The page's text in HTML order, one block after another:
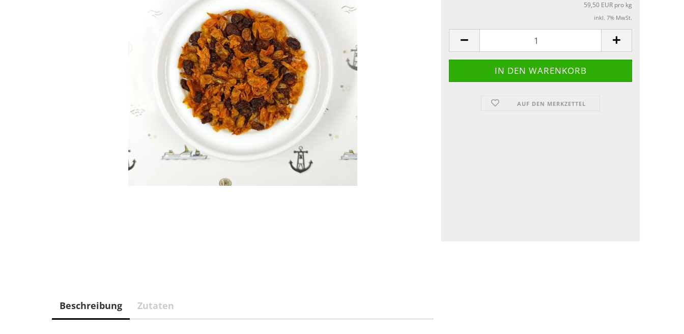
59,50 EUR pro kg
inkl. 7% MwSt.
AUF DEN MERKZETTEL
Beschreibung Zutaten